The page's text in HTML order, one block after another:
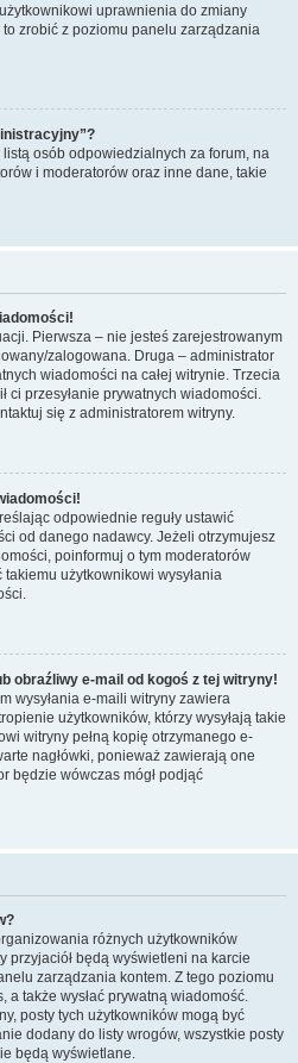
uprawnienia do zmiany
zrobić z poziomu panelu zarządzania
osób odpowiedzialnych za forum, na
i moderatorów oraz inne dane, takie
Pierwsza – nie jesteś zarejestrowanym
zalogowana. Druga – administrator
wiadomości na całej witrynie. Trzecia
ci przesyłanie prywatnych wiadomości.
się z administratorem witryny.
odpowiednie reguły ustawić
od danego nadawcy. Jeżeli otrzymujesz
poinformuj o tym moderatorów
użytkownikowi wysyłania
obraźliwy e-mail od kogoś z tej witryny!
wysyłania e-maili witryny zawiera
użytkowników, którzy wysyłają takie
witryny pełną kopię otrzymanego e-
nagłówki, ponieważ zawierają one
będzie wówczas mógł podjąć
różnych użytkowników
przyjaciół będą wyświetleni na karcie
zarządzania kontem. Z tego poziomu
a także wysłać prywatną wiadomość.
posty tych użytkowników mogą być
dodany do listy wrogów, wszystkie posty
będą wyświetlane.